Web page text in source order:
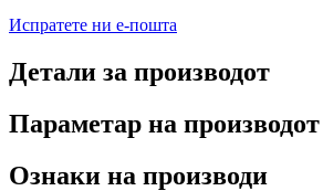
Испратете ни е-пошта
Детали за производот
Параметар на производот
Ознаки на производи